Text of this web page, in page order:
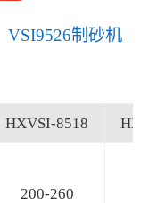
VSI9526制砂机
HXVSI-8518
200-260